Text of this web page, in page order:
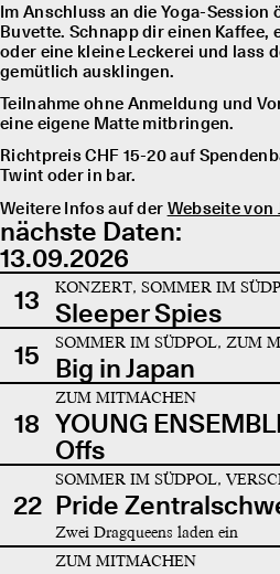
Im Anschluss an die Yoga-Session
Buvette. Schnapp dir einen Kaffee,
oder eine kleine Leckerei und lass
gemütlich ausklingen.
Teilnahme ohne Anmeldung und
eine eigene Matte mitbringen.
Richtpreis CHF 15-20 auf
Twint oder in bar.
Weitere Infos auf der Webseite von
nächste Daten:
13.09.2026
13
KONZERT, SOMMER IM
Sleeper Spies
15
SOMMER IM SÜDPOL, ZUM
Big in Japan
18
ZUM MITMACHEN
YOUNG
Offs
22
SOMMER IM SÜDPOL,
Pride
Zwei Dragqueens laden ein
ZUM MITMACHEN